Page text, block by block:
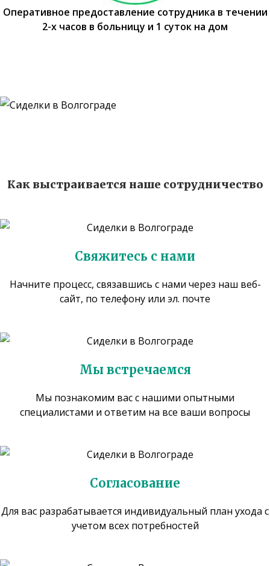
Оперативное предоставление сотрудника в течении
2-х часов в больницу и 1 суток на дом
Как выстраивается наше сотрудничество
Свяжитесь с нами
Начните процесс, связавшись с нами через наш веб-
сайт, по телефону или эл. почте
Мы встречаемся
Мы познакомим вас с нашими опытными
специалистами и ответим на все ваши вопросы
Согласование
Для вас разрабатывается индивидуальный план ухода с
учетом всех потребностей